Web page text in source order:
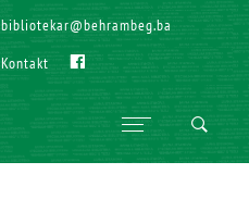
bibliotekar@behrambeg.ba
bibliotekar@behrambeg.ba
Kontakt
Kontakt